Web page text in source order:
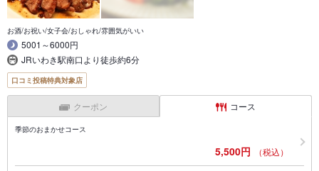
お酒/お祝い/女子会/おしゃれ/雰囲気がいい
5001～6000円
JRいわき駅南口より徒歩約6分
口コミ投稿特典対象店
クーポン コース
季節のおまかせコース
5,500円 （税込）